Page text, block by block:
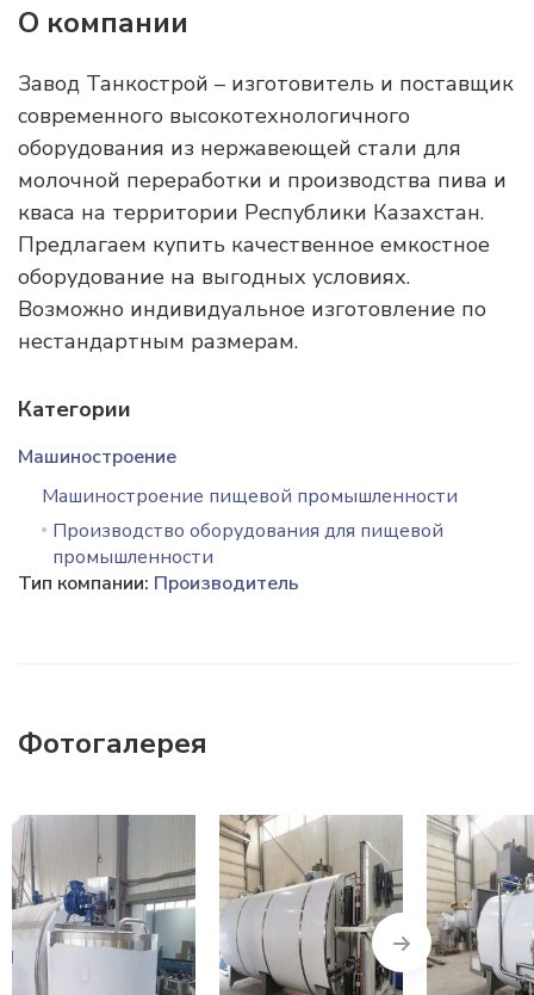
О компании
Завод Танкострой – изготовитель и поставщик
современного высокотехнологичного
оборудования из нержавеющей стали для
молочной переработки и производства пива и
кваса на территории Республики Казахстан.
Предлагаем купить качественное емкостное
оборудование на выгодных условиях.
Возможно индивидуальное изготовление по
нестандартным размерам.
Категории
Машиностроение
Машиностроение пищевой промышленности
Производство оборудования для пищевой
промышленности
Тип компании: Производитель
Фотогалерея
Next